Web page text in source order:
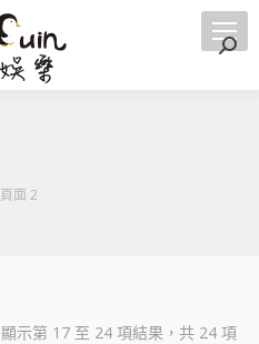
搜
頁面 2
顯示第 17 至 24 項結果，共 24 項